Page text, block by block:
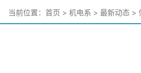
当前位置： 首页 > 机电系 > 最新动态 >